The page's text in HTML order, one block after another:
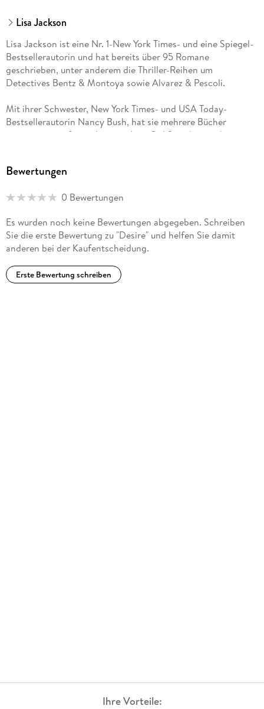
Lisa Jackson
Lisa Jackson ist eine Nr. 1-New York Times- und eine Spiegel-
Bestsellerautorin und hat bereits über 95 Romane
geschrieben, unter anderem die Thriller-Reihen um
Detectives Bentz & Montoya sowie Alvarez & Pescoli.
Mit ihrer Schwester, New York Times- und USA Today-
Bestsellerautorin Nancy Bush, hat sie mehrere Bücher
gemeinsam verfasst, darunter Last Girl Standing und
ihre Werke wurden in zwanzig Sprachen übersetzt. Mit ihrer
Pazifischen Nordwesten der USA.
Bewertungen
0 Bewertungen
Es wurden noch keine Bewertungen abgegeben. Schreiben
Sie die erste Bewertung zu "Desire" und helfen Sie damit
anderen bei der Kaufentscheidung.
Erste Bewertung schreiben
Ihre Vorteile: